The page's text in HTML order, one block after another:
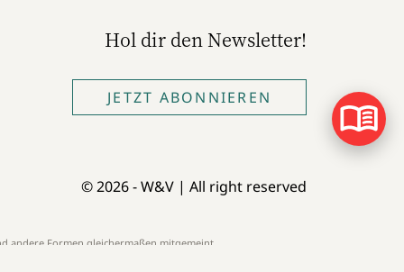
Hol dir den Newsletter!
JETZT ABONNIEREN
© 2026 - W&V | All right reserved
andere Formen gleichermaßen mitgemeint.